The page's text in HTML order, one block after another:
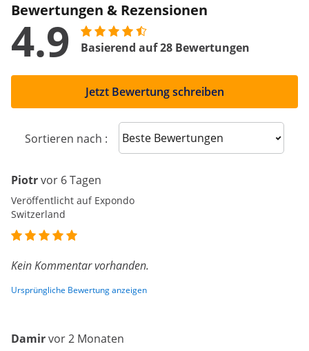
Bewertungen & Rezensionen
4.9 Basierend auf 28 Bewertungen
Jetzt Bewertung schreiben
Sortieren nach : Sort reviews
Piotrvor 6 Tagen
Veröffentlicht auf Expondo
Switzerland
Kein Kommentar vorhanden.
Ursprüngliche Bewertung anzeigen
Damirvor 2 Monaten